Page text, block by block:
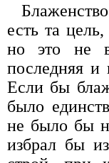
есть та
но это не
последняя и
Если бы
было
не было бы
избрал бы